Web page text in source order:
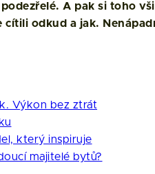
A pak si toho
cítili odkud a jak.
Výkon bez ztrát
který inspiruje
majitelé bytů?